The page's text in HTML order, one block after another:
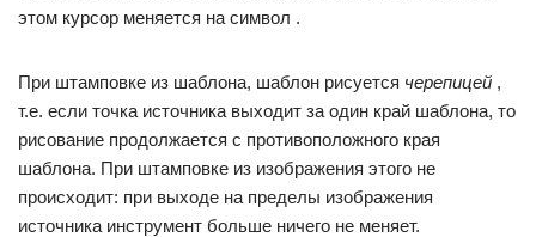
этом курсор меняется на символ .
При штамповке из шаблона, шаблон рисуется черепицей ,
т.е. если точка источника выходит за один край шаблона, то
рисование продолжается с противоположного края
шаблона. При штамповке из изображения этого не
происходит: при выходе на пределы изображения
источника инструмент больше ничего не меняет.